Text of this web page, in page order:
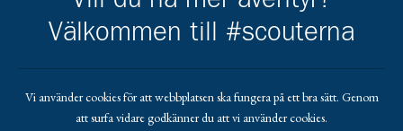
Välkommen till #scouterna
Vi använder cookies för att webbplatsen ska fungera på ett bra sätt. Genom
att surfa vidare godkänner du att vi använder cookies.